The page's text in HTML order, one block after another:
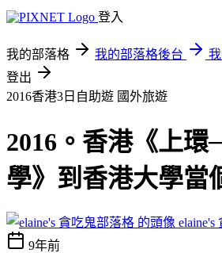
登入
我的部落格 我的部落格後台
登出
2016香港3日自助遊 國外旅遊
2016。香港《上環
學》到香港大學當
elaine's
9年前